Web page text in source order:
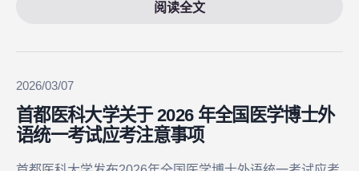
阅读全文
2026/03/07
首都医科大学关于 2026 年全国医学博士外
语统一考试应考注意事项